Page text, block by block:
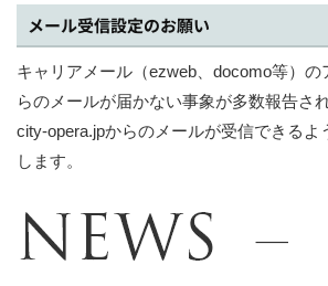
メール受信設定のお願い
キャリアメール（ezweb、docomo等）
らのメールが届かない事象が多数報告さ
city-opera.jpからのメールが受信できるよ
します。